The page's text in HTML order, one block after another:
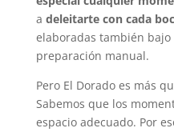
a deleitarte con cada
elaboradas también
preparación manual.
Pero El Dorado es más
Sabemos que los
espacio adecuado. Por